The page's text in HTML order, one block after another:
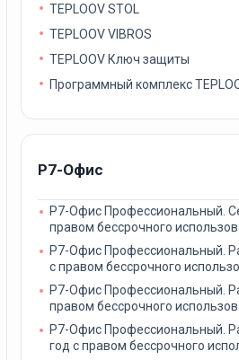
TEPLOOV STOL
TEPLOOV VIBROS
TEPLOOV Ключ защиты
Программный комплекс
Р7-Офис
Р7-Офис Профессиональный.
правом бессрочного
Р7-Офис Профессиональный.
с правом бессрочного
Р7-Офис Профессиональный.
правом бессрочного
Р7-Офис Профессиональный.
год с правом бессрочного